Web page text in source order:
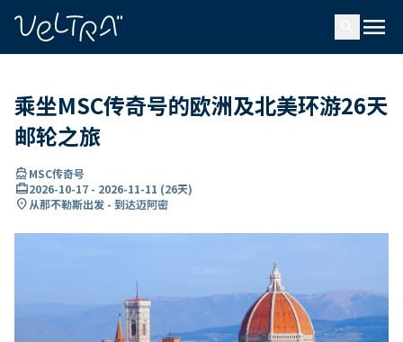
menu
乘坐MSC传奇号的欧洲及北美环游26天
邮轮之旅
directions_boatMSC传奇号
card_travel2026-10-17 - 2026-11-11 (26天)
location_on从那不勒斯出发 - 到达迈阿密